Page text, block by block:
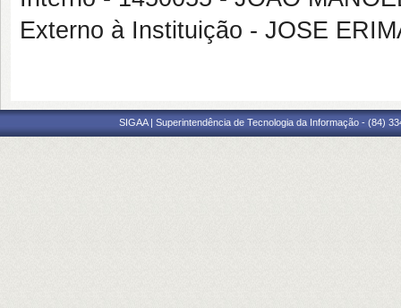
Externo à Instituição - JOSE
SIGAA | Superintendência de Tecnologia da Informação - (84)